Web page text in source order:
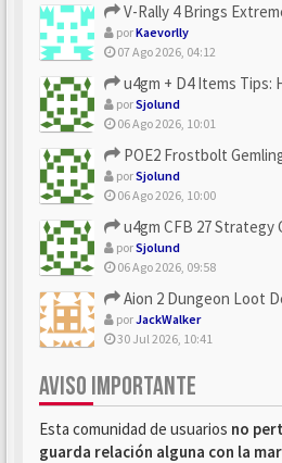
V-Rally 4 Brings Extreme Rally
porKaevorlly
07 Ago 2026, 04:12
u4gm + D4 Items Tips: How
porSjolund
06 Ago 2026, 10:01
POE2 Frostbolt Gemling Builds
porSjolund
06 Ago 2026, 10:00
u4gm CFB 27 Strategy Guide:
porSjolund
06 Ago 2026, 09:58
Aion 2 Dungeon Loot
porJackWalker
30 Jul 2026, 10:41
AVISO IMPORTANTE
Esta comunidad de usuarios no
guarda relación alguna con la